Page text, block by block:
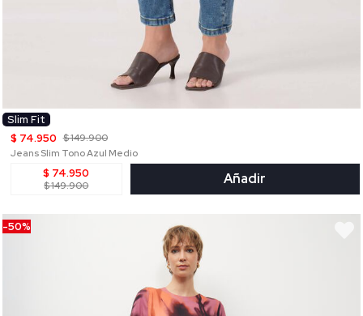
Slim Fit
$ 74.950 $ 149.900
Jeans Slim Tono Azul Medio
$ 74.950
$ 149.900 Añadir
-50%